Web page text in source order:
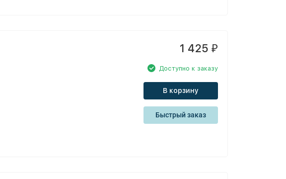
1 425 ₽
Доступно к заказу
В корзину
Быстрый заказ